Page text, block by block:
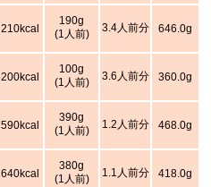
210kcal
190g
(1人前)
3.4人前分 646.0g
200kcal
100g
(1人前)
3.6人前分 360.0g
590kcal
390g
(1人前)
1.2人前分 468.0g
640kcal
380g
(1人前)
1.1人前分 418.0g